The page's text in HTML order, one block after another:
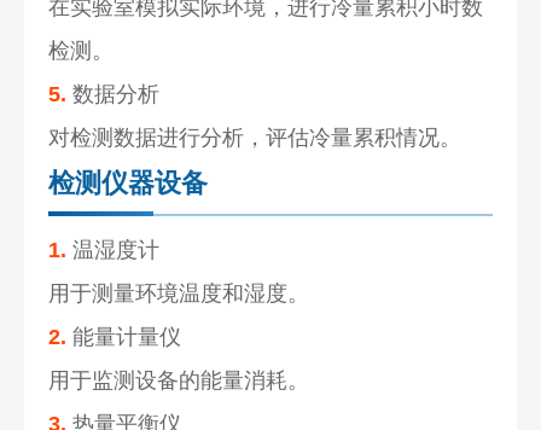
在实验室模拟实际环境，进行冷量累积小时数
检测。
5. 数据分析
对检测数据进行分析，评估冷量累积情况。
检测仪器设备
1. 温湿度计
用于测量环境温度和湿度。
2. 能量计量仪
用于监测设备的能量消耗。
3. 热量平衡仪